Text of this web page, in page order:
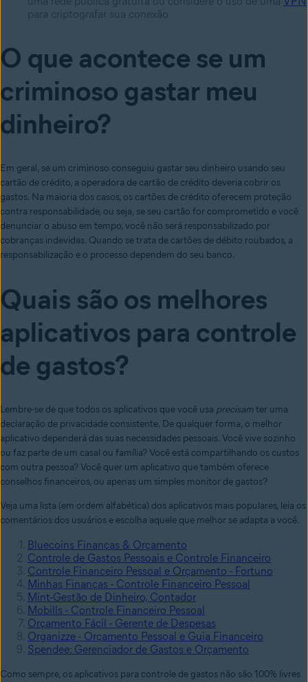
para criptografar sua conexão
O que acontece se um
criminoso gastar meu
dinheiro?
Em geral, se um criminoso conseguiu gastar seu dinheiro usando seu
cartão de crédito, a operadora de cartão de crédito deveria cobrir os
gastos. Na maioria dos casos, os cartões de crédito oferecem proteção
contra responsabilidade, ou seja, se seu cartão for comprometido e você
denunciar o abuso em tempo, você não será responsabilizado por
cobranças indevidas. Quando se trata de cartões de débito roubados, a
responsabilização e o processo dependem do seu banco.
Quais são os melhores
aplicativos para controle
de gastos?
Lembre-se de que todos os aplicativos que você usa precisamter uma
declaração de privacidade consistente. De qualquer forma, o melhor
aplicativo dependerá das suas necessidades pessoais. Você vive sozinho
ou faz parte de um casal ou família? Você está compartilhando os custos
com outra pessoa? Você quer um aplicativo que também oferece
conselhos financeiros, ou apenas um simples monitor de gastos?
Veja uma lista (em ordem alfabética) dos aplicativos mais populares, leia os
comentários dos usuários e escolha aquele que melhor se adapta a você.
Bluecoins Finanças & Orçamento
Controle de Gastos Pessoais e Controle Financeiro
Controle Financeiro Pessoal e Orçamento - Fortuno
Minhas Finanças - Controle Financeiro Pessoal
Mint-Gestão de Dinheiro, Contador
Mobills - Controle Financeiro Pessoal
Orçamento Fácil - Gerente de Despesas
Organizze - Orçamento Pessoal e Guia Financeiro
Spendee: Gerenciador de Gastos e Orçamento
Como sempre, os aplicativos para controle de gastos não são 100% livres